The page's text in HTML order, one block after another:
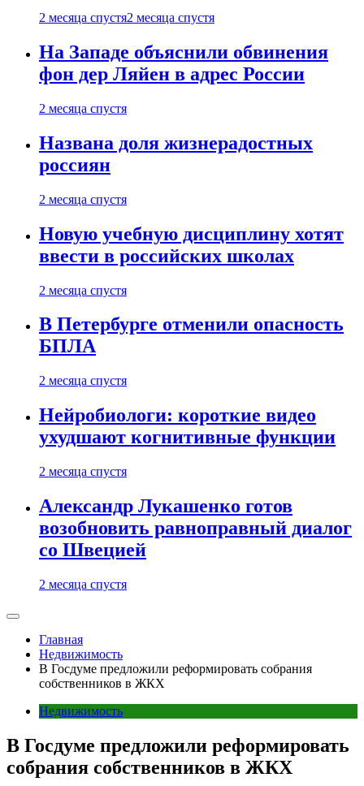
2 месяца спустя2 месяца спустя
На Западе объяснили обвинения
фон дер Ляйен в адрес России
2 месяца спустя
Названа доля жизнерадостных
россиян
2 месяца спустя
Новую учебную дисциплину хотят
ввести в российских школах
2 месяца спустя
В Петербурге отменили опасность
БПЛА
2 месяца спустя
Нейробиологи: короткие видео
ухудшают когнитивные функции
2 месяца спустя
Александр Лукашенко готов
возобновить равноправный диалог
со Швецией
2 месяца спустя
Главная
Недвижимость
В Госдуме предложили реформировать собрания
собственников в ЖКХ
Недвижимость
В Госдуме предложили реформировать
собрания собственников в ЖКХ